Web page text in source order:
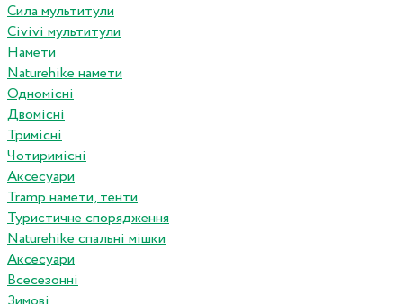
Сила мультитули
Civivi мультитули
Намети
Naturehike намети
Одномісні
Двомісні
Тримісні
Чотиримісні
Аксесуари
Tramp намети, тенти
Туристичне спорядження
Naturehike спальні мішки
Аксесуари
Всесезонні